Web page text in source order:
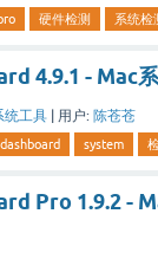
硬件检测 系统检
4.9.1 - Mac
统工具 | 用户: 陈苍苍
dashboard system
Pro 1.9.2 -